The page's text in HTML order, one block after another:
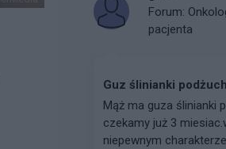
Forum:
pacjenta
Guz ślinianki
Mąż ma guza ślinianki
czekamy już 3
niepewnym